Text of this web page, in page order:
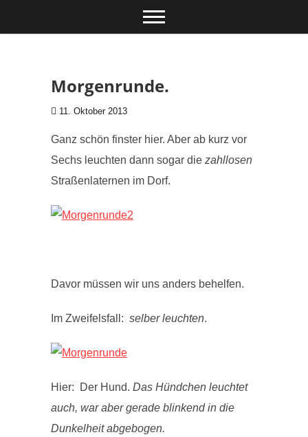
Morgenrunde.
11. Oktober 2013
Ganz schön finster hier. Aber ab kurz vor
Sechs leuchten dann sogar die zahllosen
Straßenlaternen im Dorf.
Davor müssen wir uns anders behelfen.
Im Zweifelsfall: selber leuchten.
Hier: Der Hund. Das Hündchen leuchtet
auch, war aber gerade blinkend in die
Dunkelheit abgebogen.